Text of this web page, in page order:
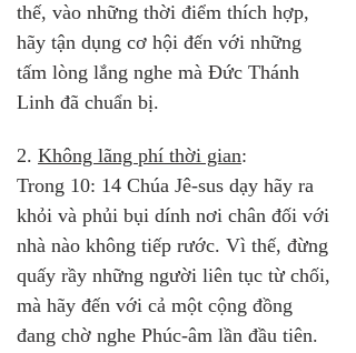
thế, vào những thời điểm thích hợp,
hãy tận dụng cơ hội đến với những
tấm lòng lắng nghe mà Đức Thánh
Linh đã chuẩn bị.
2. Không lãng phí thời gian:
Trong 10: 14 Chúa Jê-sus dạy hãy ra
khỏi và phủi bụi dính nơi chân đối với
nhà nào không tiếp rước. Vì thế, đừng
quấy rầy những người liên tục từ chối,
mà hãy đến với cả một cộng đồng
đang chờ nghe Phúc-âm lần đầu tiên.